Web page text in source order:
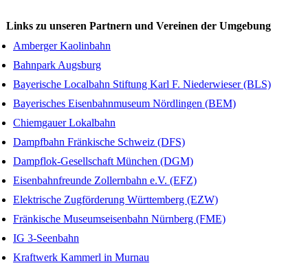
Links zu unseren Partnern und Vereinen der Umgebung
Amberger Kaolinbahn
Bahnpark Augsburg
Bayerische Localbahn Stiftung Karl F. Niederwieser (BLS)
Bayerisches Eisenbahnmuseum Nördlingen (BEM)
Chiemgauer Lokalbahn
Dampfbahn Fränkische Schweiz (DFS)
Dampflok-Gesellschaft München (DGM)
Eisenbahnfreunde Zollernbahn e.V. (EFZ)
Elektrische Zugförderung Württemberg (EZW)
Fränkische Museumseisenbahn Nürnberg (FME)
IG 3-Seenbahn
Kraftwerk Kammerl in Murnau